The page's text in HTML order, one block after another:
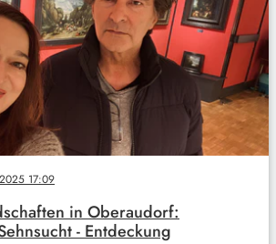
17:09
in Oberaudorf:
- Entdeckung